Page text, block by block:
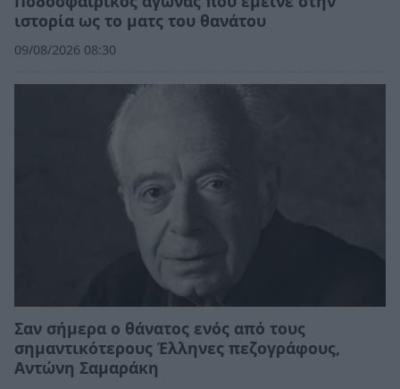
ιστορία ως το ματς του θανάτου
09/08/2026 08:30
Σαν σήμερα ο θάνατος ενός από τους
σημαντικότερους Έλληνες πεζογράφους,
Αντώνη Σαμαράκη